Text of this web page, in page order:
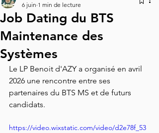
Job Dating du BTS
Maintenance des
Systèmes
6 juin 1 min de lecture
Le LP Benoit d'AZY a organisé en avril
2026 une rencontre entre ses
partenaires du BTS MS et de futurs
candidats.
https://video.wixstatic.com/video/d2e78f_53